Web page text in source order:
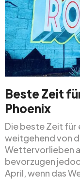
Beste Zeit
Phoenix
Die beste Zeit für
weitgehend von
Wettervorlieben
bevorzugen
April, wenn das